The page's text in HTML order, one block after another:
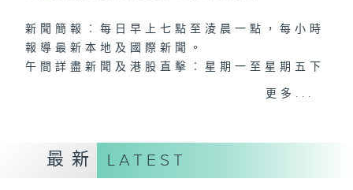
新聞簡報︰每日早上七點至淩晨一點，每小時
報導最新本地及國際新聞。
午間詳盡新聞及港股直擊︰星期一至星期五下
更多...
最新 LATEST